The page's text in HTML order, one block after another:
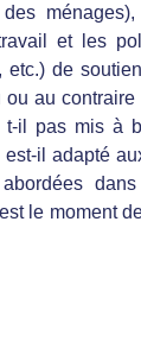
et les
etc.) de
au
t-il pas mis à
est-il adapté
le moment